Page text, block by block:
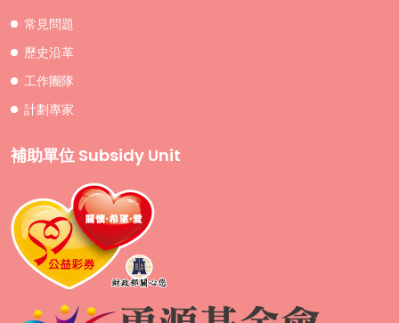
常見問題
歷史沿革
工作團隊
計劃專家
補助單位 Subsidy Unit